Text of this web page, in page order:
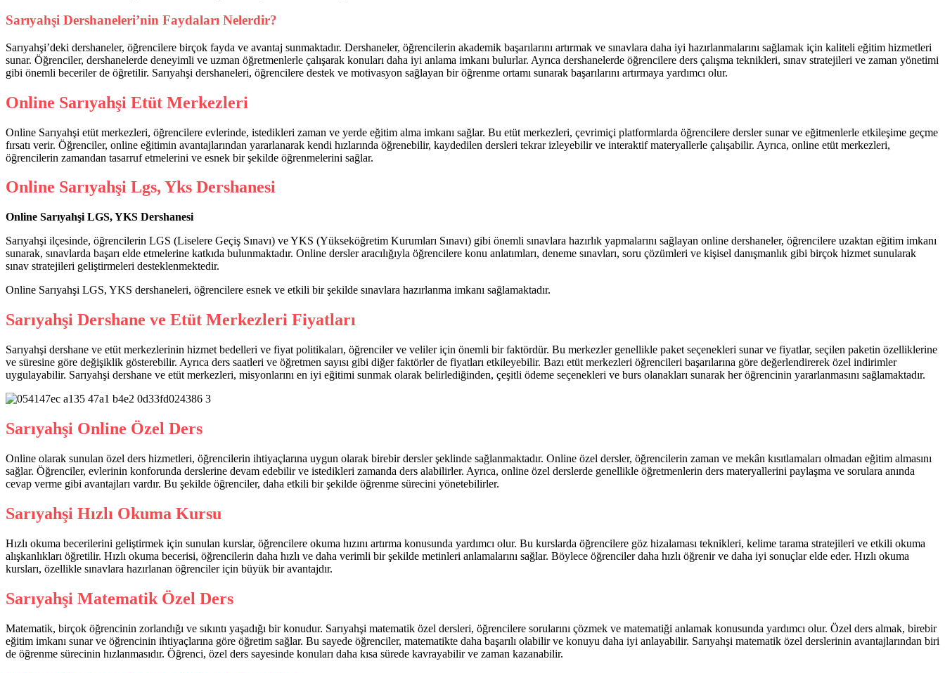
Sarıyahşi Dershaneleri’nin Faydaları Nelerdir?
Sarıyahşi’deki dershaneler, öğrencilere birçok fayda ve avantaj sunmaktadır. Dershaneler, öğrencilerin akademik başarılarını artırmak ve sınavlara daha iyi hazırlanmalarını sağlamak için kaliteli eğitim hizmetleri
sunar. Öğrenciler, dershanelerde deneyimli ve uzman öğretmenlerle çalışarak konuları daha iyi anlama imkanı bulurlar. Ayrıca dershanelerde öğrencilere ders çalışma teknikleri, sınav stratejileri ve zaman yönetimi
gibi önemli beceriler de öğretilir. Sarıyahşi dershaneleri, öğrencilere destek ve motivasyon sağlayan bir öğrenme ortamı sunarak başarılarını artırmaya yardımcı olur.
Online Sarıyahşi Etüt Merkezleri
Online Sarıyahşi etüt merkezleri, öğrencilere evlerinde, istedikleri zaman ve yerde eğitim alma imkanı sağlar. Bu etüt merkezleri, çevrimiçi platformlarda öğrencilere dersler sunar ve eğitmenlerle etkileşime geçme
fırsatı verir. Öğrenciler, online eğitimin avantajlarından yararlanarak kendi hızlarında öğrenebilir, kaydedilen dersleri tekrar izleyebilir ve interaktif materyallerle çalışabilir. Ayrıca, online etüt merkezleri,
öğrencilerin zamandan tasarruf etmelerini ve esnek bir şekilde öğrenmelerini sağlar.
Online Sarıyahşi Lgs, Yks Dershanesi
Online Sarıyahşi LGS, YKS Dershanesi
Sarıyahşi ilçesinde, öğrencilerin LGS (Liselere Geçiş Sınavı) ve YKS (Yükseköğretim Kurumları Sınavı) gibi önemli sınavlara hazırlık yapmalarını sağlayan online dershaneler, öğrencilere uzaktan eğitim imkanı
sunarak, sınavlarda başarı elde etmelerine katkıda bulunmaktadır. Online dersler aracılığıyla öğrencilere konu anlatımları, deneme sınavları, soru çözümleri ve kişisel danışmanlık gibi birçok hizmet sunularak
sınav stratejileri geliştirmeleri desteklenmektedir.
Online Sarıyahşi LGS, YKS dershaneleri, öğrencilere esnek ve etkili bir şekilde sınavlara hazırlanma imkanı sağlamaktadır.
Sarıyahşi Dershane ve Etüt Merkezleri Fiyatları
Sarıyahşi dershane ve etüt merkezlerinin hizmet bedelleri ve fiyat politikaları, öğrenciler ve veliler için önemli bir faktördür. Bu merkezler genellikle paket seçenekleri sunar ve fiyatlar, seçilen paketin özelliklerine
ve süresine göre değişiklik gösterebilir. Ayrıca ders saatleri ve öğretmen sayısı gibi diğer faktörler de fiyatları etkileyebilir. Bazı etüt merkezleri öğrencileri başarılarına göre değerlendirerek özel indirimler
uygulayabilir. Sarıyahşi dershane ve etüt merkezleri, misyonlarını en iyi eğitimi sunmak olarak belirlediğinden, çeşitli ödeme seçenekleri ve burs olanakları sunarak her öğrencinin yararlanmasını sağlamaktadır.
Sarıyahşi Online Özel Ders
Online olarak sunulan özel ders hizmetleri, öğrencilerin ihtiyaçlarına uygun olarak birebir dersler şeklinde sağlanmaktadır. Online özel dersler, öğrencilerin zaman ve mekân kısıtlamaları olmadan eğitim almasını
sağlar. Öğrenciler, evlerinin konforunda derslerine devam edebilir ve istedikleri zamanda ders alabilirler. Ayrıca, online özel derslerde genellikle öğretmenlerin ders materyallerini paylaşma ve sorulara anında
cevap verme gibi avantajları vardır. Bu şekilde öğrenciler, daha etkili bir şekilde öğrenme sürecini yönetebilirler.
Sarıyahşi Hızlı Okuma Kursu
Hızlı okuma becerilerini geliştirmek için sunulan kurslar, öğrencilere okuma hızını artırma konusunda yardımcı olur. Bu kurslarda öğrencilere göz hizalaması teknikleri, kelime tarama stratejileri ve etkili okuma
alışkanlıkları öğretilir. Hızlı okuma becerisi, öğrencilerin daha hızlı ve daha verimli bir şekilde metinleri anlamalarını sağlar. Böylece öğrenciler daha hızlı öğrenir ve daha iyi sonuçlar elde eder. Hızlı okuma
kursları, özellikle sınavlara hazırlanan öğrenciler için büyük bir avantajdır.
Sarıyahşi Matematik Özel Ders
Matematik, birçok öğrencinin zorlandığı ve sıkıntı yaşadığı bir konudur. Sarıyahşi matematik özel dersleri, öğrencilere sorularını çözmek ve matematiği anlamak konusunda yardımcı olur. Özel ders almak, birebir
eğitim imkanı sunar ve öğrencinin ihtiyaçlarına göre öğretim sağlar. Bu sayede öğrenciler, matematikte daha başarılı olabilir ve konuyu daha iyi anlayabilir. Sarıyahşi matematik özel derslerinin avantajlarından biri
de öğrenme sürecinin hızlanmasıdır. Öğrenci, özel ders sayesinde konuları daha kısa sürede kavrayabilir ve zaman kazanabilir.